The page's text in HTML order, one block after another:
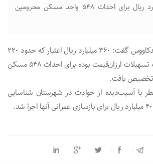
اختصاص 360 میلیارد ریال برای احداث 548 واحد مسکن محرومین
رئیس بنیاد مسکن گنبدکاووس گفت: 360 میلیارد ریال اعتبار که حدود 220
میلیارد ریال آن در قالب تسهیلات ارزان‌قیمت بوده برای احداث 548 مسکن
تخصیص یافت.
یا آسیب‌دیده از حوادث در شهرستان شناسایی